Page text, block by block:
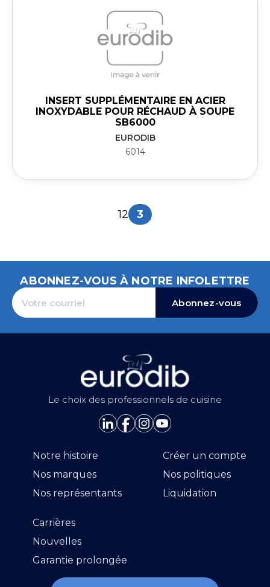
INSERT SUPPLÉMENTAIRE EN ACIER
INOXYDABLE POUR RÉCHAUD À SOUPE
SB6000
EURODIB
6014
12 3
ABONNEZ-VOUS À NOTRE INFOLETTRE
Abonnez-vous
Le choix des professionnels de cuisine
Notre histoire
Nos marques
Nos représentants
Créer un compte
Nos politiques
Liquidation
Carrières
Nouvelles
Garantie prolongée